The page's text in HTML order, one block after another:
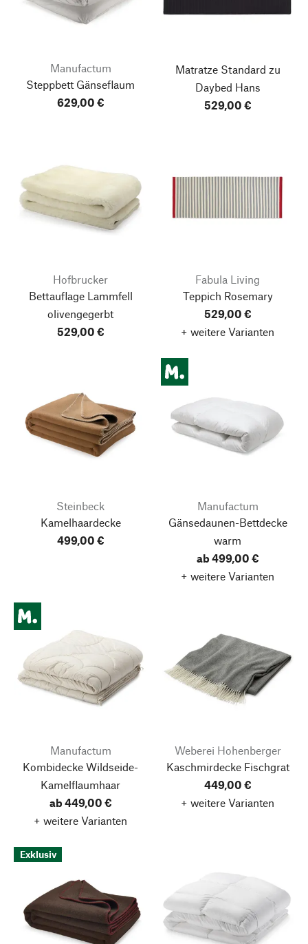
Manufactum
Steppbett Gänseflaum
629,00 €
Matratze Standard zu
Daybed Hans
529,00 €
Hofbrucker
Bettauflage Lammfell
olivengegerbt
529,00 €
Fabula Living
Teppich Rosemary
529,00 €
+ weitere Varianten
Steinbeck
Kamelhaardecke
499,00 €
Manufactum
Gänsedaunen-Bettdecke
warm
ab 499,00 €
+ weitere Varianten
Manufactum
Kombidecke Wildseide-
Kamelflaumhaar
ab 449,00 €
+ weitere Varianten
Weberei Hohenberger
Kaschmirdecke Fischgrat
449,00 €
+ weitere Varianten
Exklusiv